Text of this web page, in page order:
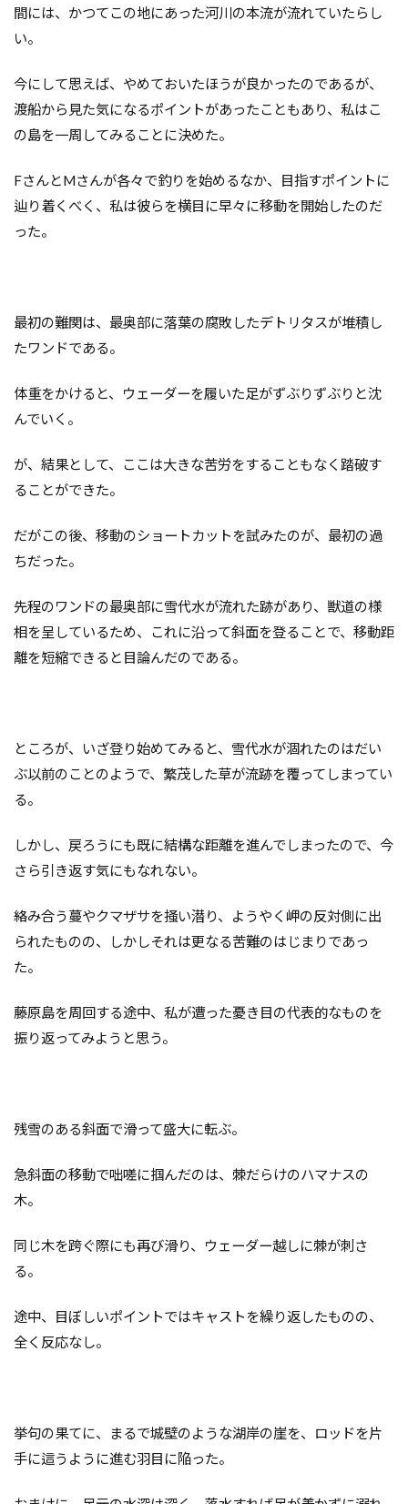
間には、かつてこの地にあった河川の本流が流れていたらし
い。
今にして思えば、やめておいたほうが良かったのであるが、
渡船から見た気になるポイントがあったこともあり、私はこ
の島を一周してみることに決めた。
FさんとMさんが各々で釣りを始めるなか、目指すポイントに
辿り着くべく、私は彼らを横目に早々に移動を開始したのだ
った。
最初の難関は、最奥部に落葉の腐敗したデトリタスが堆積し
たワンドである。
体重をかけると、ウェーダーを履いた足がずぶりずぶりと沈
んでいく。
が、結果として、ここは大きな苦労をすることもなく踏破す
ることができた。
だがこの後、移動のショートカットを試みたのが、最初の過
ちだった。
先程のワンドの最奥部に雪代水が流れた跡があり、獣道の様
相を呈しているため、これに沿って斜面を登ることで、移動距
離を短縮できると目論んだのである。
ところが、いざ登り始めてみると、雪代水が涸れたのはだい
ぶ以前のことのようで、繁茂した草が流跡を覆ってしまってい
る。
しかし、戻ろうにも既に結構な距離を進んでしまったので、今
さら引き返す気にもなれない。
絡み合う蔓やクマザサを掻い潜り、ようやく岬の反対側に出
られたものの、しかしそれは更なる苦難のはじまりであっ
た。
藤原島を周回する途中、私が遭った憂き目の代表的なものを
振り返ってみようと思う。
残雪のある斜面で滑って盛大に転ぶ。
急斜面の移動で咄嗟に掴んだのは、棘だらけのハマナスの
木。
同じ木を跨ぐ際にも再び滑り、ウェーダー越しに棘が刺さ
る。
途中、目ぼしいポイントではキャストを繰り返したものの、
全く反応なし。
挙句の果てに、まるで城壁のような湖岸の崖を、ロッドを片
手に這うように進む羽目に陥った。